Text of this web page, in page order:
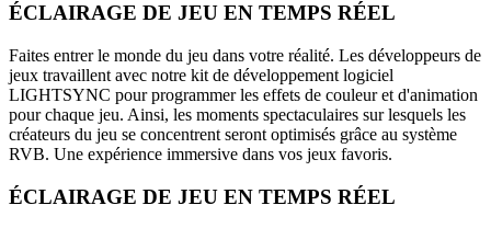
ÉCLAIRAGE DE JEU EN TEMPS RÉEL
Faites entrer le monde du jeu dans votre réalité. Les développeurs de
jeux travaillent avec notre kit de développement logiciel
LIGHTSYNC pour programmer les effets de couleur et d'animation
pour chaque jeu. Ainsi, les moments spectaculaires sur lesquels les
créateurs du jeu se concentrent seront optimisés grâce au système
RVB. Une expérience immersive dans vos jeux favoris.
ÉCLAIRAGE DE JEU EN TEMPS RÉEL